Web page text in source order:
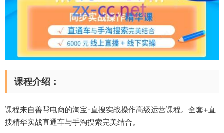
课程介绍：
课程来自善帮电商的淘宝-直搜实战操作高级运营课程。全套+直
搜精华实战直通车与手淘搜索完美结合。